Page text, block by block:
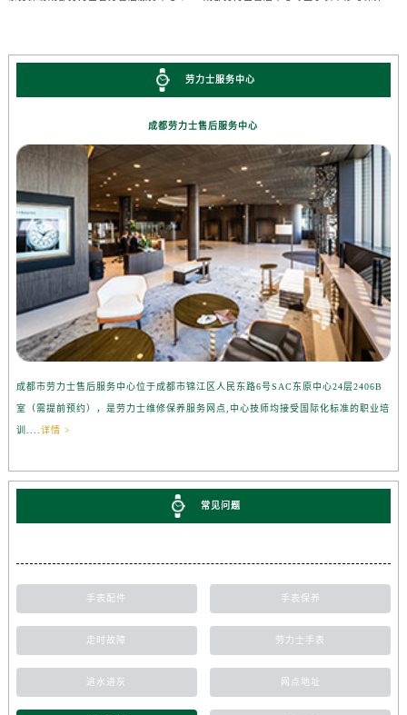
劳力士服务中心
成都劳力士售后服务中心
成都市劳力士售后服务中心位于成都市锦江区人民东路6号SAC东原中心24层2406B
室（需提前预约），是劳力士维修保养服务网点,中心技师均接受国际化标准的职业培
训.... 详情 >
常见问题
手表配件 手表保养
走时故障 劳力士手表
进水进灰 网点地址